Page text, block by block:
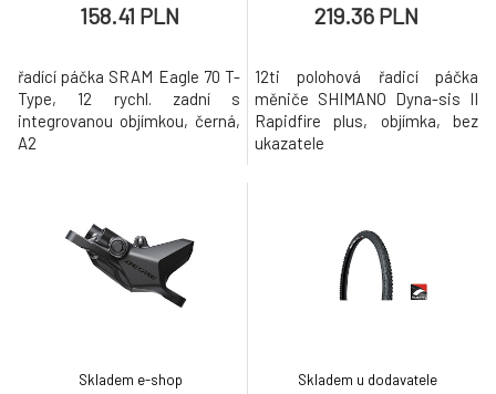
158.41 PLN
řadící páčka SRAM Eagle 70 T-
Type, 12 rychl. zadní s
integrovanou objímkou, černá,
A2
219.36 PLN
12ti polohová řadicí páčka
měniče SHIMANO Dyna-sis II
Rapidfire plus, objímka, bez
ukazatele
Skladem e-shop Skladem u dodavatele